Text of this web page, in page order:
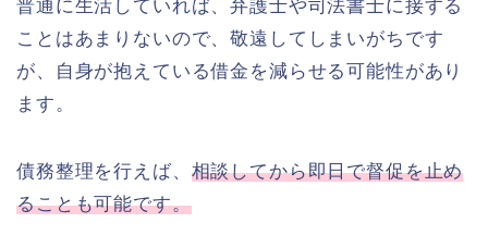
普通に生活していれば、弁護士や司法書士に接する
ことはあまりないので、敬遠してしまいがちです
が、自身が抱えている借金を減らせる可能性があり
ます。
債務整理を行えば、 相談してから即日で督促を止め
ることも可能です。